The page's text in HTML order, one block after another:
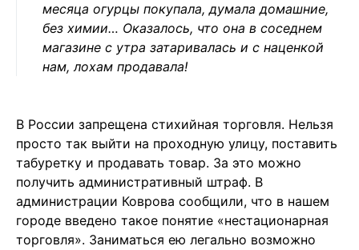
месяца огурцы покупала, думала домашние,
без химии… Оказалось, что она в соседнем
магазине с утра затаривалась и с наценкой
нам, лохам продавала!
В России запрещена стихийная торговля. Нельзя
просто так выйти на проходную улицу, поставить
табуретку и продавать товар. За это можно
получить административный штраф. В
администрации Коврова сообщили, что в нашем
городе введено такое понятие «нестационарная
торговля». Заниматься ею легально возможно